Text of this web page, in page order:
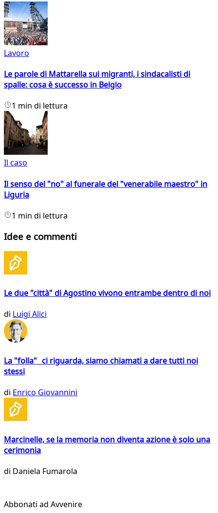
Lavoro
Le parole di Mattarella sui migranti, i sindacalisti di
spalle: cosa è successo in Belgio
1 min di lettura
Il caso
Il senso del "no" al funerale del "venerabile maestro" in
Liguria
1 min di lettura
Idee e commenti
Le due "città" di Agostino vivono entrambe dentro di noi
di Luigi Alici
La "folla" ci riguarda, siamo chiamati a dare tutti noi
stessi
di Enrico Giovannini
Marcinelle, se la memoria non diventa azione è solo una
cerimonia
di Daniela Fumarola
Abbonati ad Avvenire